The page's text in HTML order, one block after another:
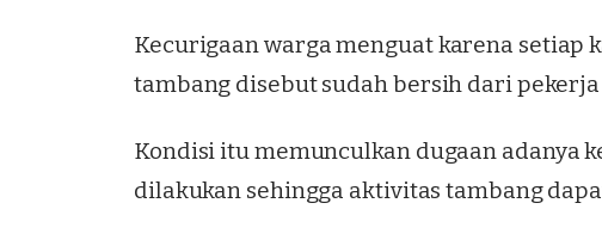
Kecurigaan warga menguat karena setiap
tambang disebut sudah bersih dari
Kondisi itu memunculkan dugaan adanya
dilakukan sehingga aktivitas tambang